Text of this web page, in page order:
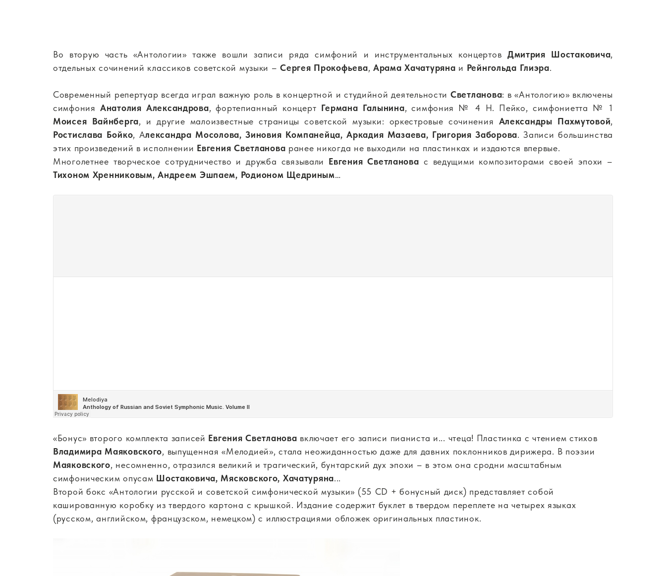
Во вторую часть «Антологии» также вошли записи ряда симфоний и инструментальных концертов Дмитрия Шостаковича,
отдельных сочинений классиков советской музыки –Сергея Прокофьева, Арама Хачатуряна и Рейнгольда Глиэра.
Современный репертуар всегда играл важную роль в концертной и студийной деятельностиСветланова: в «Антологию» включены
симфония Анатолия Александрова, фортепианный концерт Германа Галынина, симфония № 4 Н. Пейко, симфониетта № 1
Моисея Вайнберга, и другие малоизвестные страницы советской музыки: оркестровые сочинения Александры Пахмутовой,
Ростислава Бойко, Александра Мосолова, Зиновия Компанейца, Аркадия Мазаева, Григория Заборова. Записи большинства
этих произведений в исполнении Евгения Светланова ранее никогда не выходили на пластинках и издаются впервые.
Многолетнее творческое сотрудничество и дружба связывали Евгения Светланова с ведущими композиторами своей эпохи –
Тихоном Хренниковым, Андреем Эшпаем, Родионом Щедриным…
«Бонус» второго комплекта записей Евгения Светланова включает его записи пианиста и... чтеца! Пластинка с чтением стихов
Владимира Маяковского, выпущенная «Мелодией», стала неожиданностью даже для давних поклонников дирижера. В поэзии
Маяковского, несомненно, отразился великий и трагический, бунтарский дух эпохи – в этом она сродни масштабным
симфоническим опусам Шостаковича, Мясковского, Хачатуряна...
Второй бокс «Антологии русской и советской симфонической музыки» (55 CD + бонусный диск) представляет собой
кашированную коробку из твердого картона с крышкой. Издание содержит буклет в твердом переплете на четырех языках
(русском, английском, французском, немецком) с иллюстрациями обложек оригинальных пластинок.